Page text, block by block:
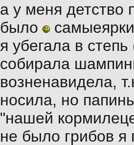
а у меня детство
было
я убегала в
собирала
возненавидела,
носила, но
"нашей
не было грибов я